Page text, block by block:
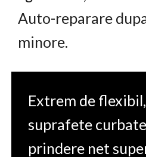
Auto-reparare
minore.
Extrem de
suprafete
prindere net